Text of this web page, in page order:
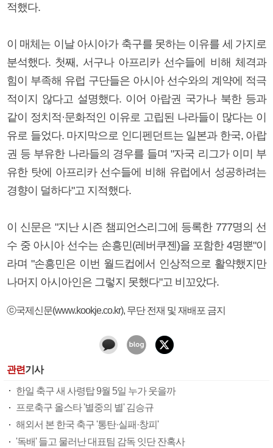
적했다.
이 매체는 이날 아시아가 축구를 못하는 이유를 세 가지로
분석했다. 첫째, 서구나 아프리카 선수들에 비해 체격과
힘이 부족해 유럽 구단들은 아시아 선수와의 계약에 적극
적이지 않다고 설명했다. 이어 아랍권 국가나 북한 등과
같이 정치적·문화적인 이유로 고립된 나라들이 많다는 이
유로 들었다. 마지막으로 인디펜던트는 일본과 한국, 아랍
권 등 부유한 나라들의 경우를 들며 "자국 리그가 이미 부
유한 탓에 아프리카 선수들에 비해 유럽에서 성공하려는
경향이 덜하다"고 지적했다.
이 신문은 "지난 시즌 챔피언스리그에 등록한 777명의 선
수 중 아시아 선수는 손흥민(레버쿠젠)을 포함한 4명뿐"이
라며 "손흥민은 이번 월드컵에서 인상적으로 활약했지만
나머지 아시아인은 그렇지 못했다"고 비꼬았다.
ⓒ국제신문(www.kookje.co.kr), 무단 전재 및 재배포 금지
관련기사
한일 축구 새 사령탑 9월 5일 누가 웃을까
프로축구 올스타 '별중의 별' 김승규
해외서 본 한국 축구 '통탄·실패·창피'
'독배' 들고 물러난 대표팀 감독 잇단 잔혹사